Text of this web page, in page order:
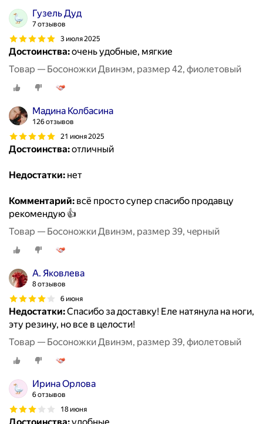
Гузель Дуд
7 отзывов
3 июля 2025
Достоинства:очень удобные, мягкие
Товар — Босоножки Двинэм, размер 42, фиолетовый
Мадина Колбасина
126 отзывов
21 июня 2025
Достоинства:отличный
Недостатки: нет
Комментарий: всё просто супер спасибо продавцу
рекомендую 👍
Товар — Босоножки Двинэм, размер 39, чeрный
А. Яковлева
8 отзывов
6 июня
Недостатки:Спасибо за доставку! Еле натянула на ноги,
эту резину, но все в целости!
Товар — Босоножки Двинэм, размер 39, фиолетовый
Ирина Орлова
6 отзывов
18 июня